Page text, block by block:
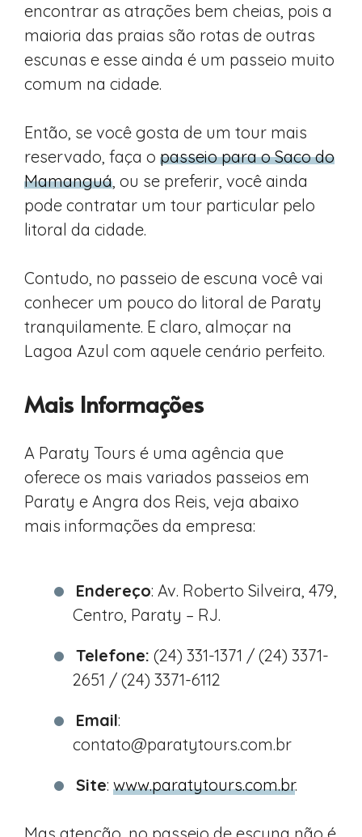
encontrar as atrações bem cheias, pois a
maioria das praias são rotas de outras
escunas e esse ainda é um passeio muito
comum na cidade.
Então, se você gosta de um tour mais
reservado, faça o passeio para o Saco do
Mamanguá, ou se preferir, você ainda
pode contratar um tour particular pelo
litoral da cidade.
Contudo, no passeio de escuna você vai
conhecer um pouco do litoral de Paraty
tranquilamente. E claro, almoçar na
Lagoa Azul com aquele cenário perfeito.
Mais Informações
A Paraty Tours é uma agência que
oferece os mais variados passeios em
Paraty e Angra dos Reis, veja abaixo
mais informações da empresa:
Endereço: Av. Roberto Silveira, 479,
Centro, Paraty – RJ.
Telefone: (24) 331-1371 / (24) 3371-
2651 / (24) 3371-6112
Email:
contato@paratytours.com.br
Site: www.paratytours.com.br.